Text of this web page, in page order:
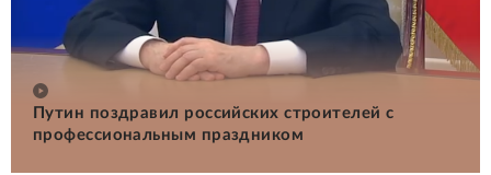
Путин поздравил российских строителей с
профессиональным праздником